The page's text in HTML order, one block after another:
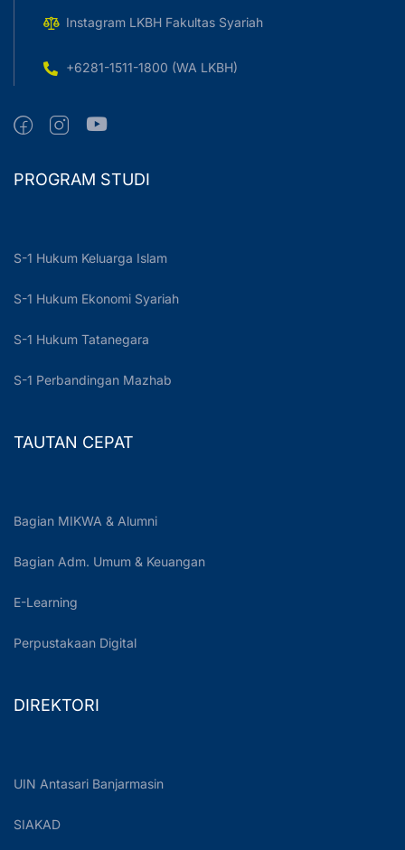
Instagram LKBH Fakultas Syariah
+6281-1511-1800 (WA LKBH)
PROGRAM STUDI
S-1 Hukum Keluarga Islam
S-1 Hukum Ekonomi Syariah
S-1 Hukum Tatanegara
S-1 Perbandingan Mazhab
TAUTAN CEPAT
Bagian MIKWA & Alumni
Bagian Adm. Umum & Keuangan
E-Learning
Perpustakaan Digital
DIREKTORI
UIN Antasari Banjarmasin
SIAKAD